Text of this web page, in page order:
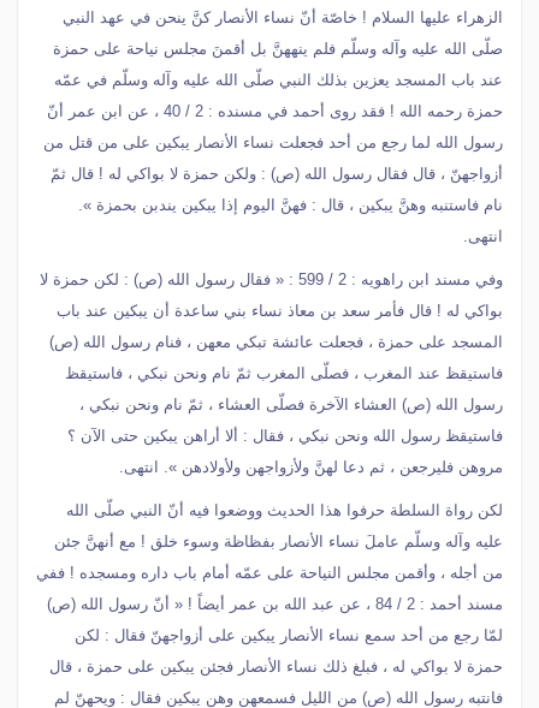
الزهراء عليها السلام ! خاصّة أنّ نساء الأنصار كنَّ ينحن في عهد النبي
صلّى الله عليه وآله وسلّم فلم ينههنَّ بل أقمنَ مجلس نياحة على حمزة
عند باب المسجد يعزين بذلك النبي صلّى الله عليه وآله وسلّم في عمّه
حمزة رحمه الله ! فقد روى أحمد في مسنده : 2 / 40 ، عن ابن عمر أنّ
رسول الله لما رجع من أحد فجعلت نساء الأنصار يبكين على من قتل من
أزواجهنّ ، قال فقال رسول الله (ص) : ولكن حمزة لا بواكي له ! قال ثمّ
نام فاستنبه وهنَّ يبكين ، قال : فهنَّ اليوم إذا يبكين يندبن بحمزة ».
انتهى.
وفي مسند ابن راهويه : 2 / 599 : « فقال رسول الله (ص) : لكن حمزة لا
بواكي له ! قال فأمر سعد بن معاذ نساء بني ساعدة أن يبكين عند باب
المسجد على حمزة ، فجعلت عائشة تبكي معهن ، فنام رسول الله (ص)
فاستيقظ عند المغرب ، فصلّى المغرب ثمّ نام ونحن نبكي ، فاستيقظ
رسول الله (ص) العشاء الآخرة فصلّى العشاء ، ثمّ نام ونحن نبكي ،
فاستيقظ رسول الله ونحن نبكي ، فقال : ألا أراهن يبكين حتى الآن ؟
مروهن فليرجعن ، ثم دعا لهنَّ ولأزواجهن ولأولادهن ». انتهى.
لكن رواة السلطة حرفوا هذا الحديث ووضعوا فيه أنّ النبي صلّى الله
عليه وآله وسلّم عاملَ نساء الأنصار بفظاظة وسوء خلق ! مع أنهنَّ جئن
من أجله ، وأقمن مجلس النياحة على عمّه أمام باب داره ومسجده ! ففي
مسند أحمد : 2 / 84 ، عن عبد الله بن عمر أيضاً ! « أنّ رسول الله (ص)
لمّا رجع من أحد سمع نساء الأنصار يبكين على أزواجهنّ فقال : لكن
حمزة لا بواكي له ، فبلغ ذلك نساء الأنصار فجئن يبكين على حمزة ، قال
فانتبه رسول الله (ص) من الليل فسمعهن وهن يبكين فقال : ويحهنّ لم